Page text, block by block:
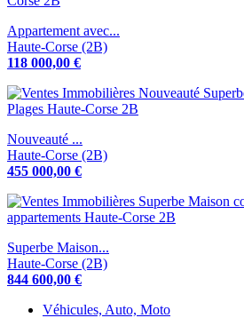
Appartement avec...
Haute-Corse (2B)
118 000,00 €
Nouveauté ...
Haute-Corse (2B)
455 000,00 €
Superbe Maison...
Haute-Corse (2B)
844 600,00 €
Véhicules, Auto, Moto